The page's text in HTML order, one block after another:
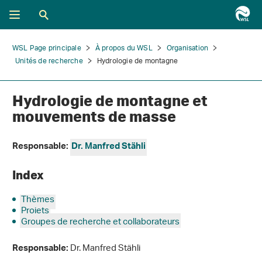
WSL Page principale À propos du WSL
Organisation
Unités de recherche
Hydrologie de montagne
Hydrologie de montagne et
mouvements de masse
Responsable: Dr. Manfred Stähli
Index
Thèmes
Projets
Groupes de recherche et collaborateurs
Responsable:Dr. Manfred Stähli